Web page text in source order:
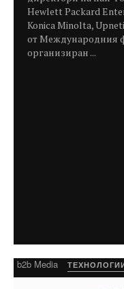
Hewlett Packard
Konica Minolta,
от Международния
организиран ...
b2b Media